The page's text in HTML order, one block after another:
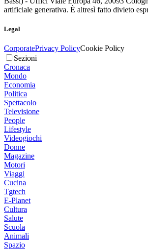
artificiale generativa. È altresì fatto divieto
Legal
CorporatePrivacy PolicyCookie Policy
Sezioni
Cronaca
Mondo
Economia
Politica
Spettacolo
Televisione
People
Lifestyle
Videogiochi
Donne
Magazine
Motori
Viaggi
Cucina
Tgtech
E-Planet
Cultura
Salute
Scuola
Animali
Spazio